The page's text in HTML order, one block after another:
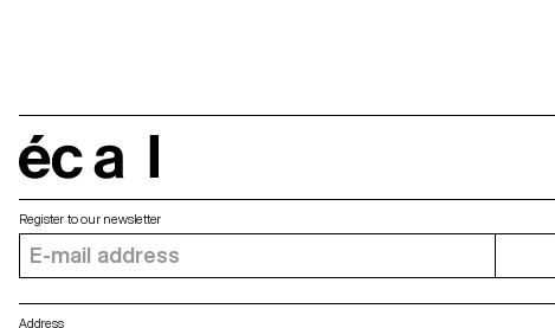
Address
Register to our newsletter